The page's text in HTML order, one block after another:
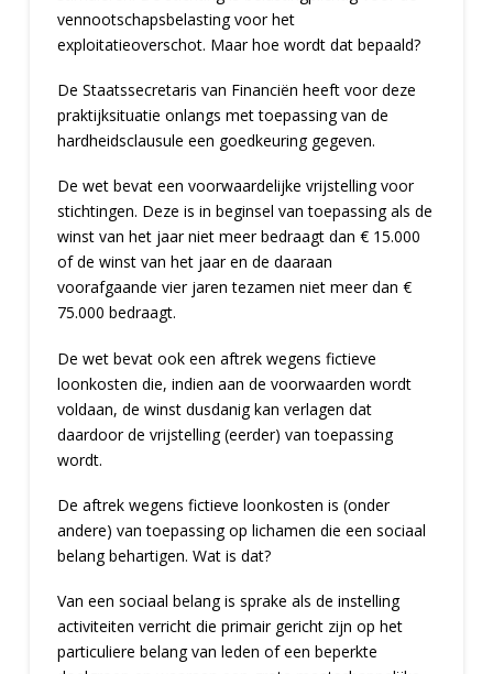
vennootschapsbelasting voor het
exploitatieoverschot. Maar hoe wordt dat bepaald?
De Staatssecretaris van Financiën heeft voor deze
praktijksituatie onlangs met toepassing van de
hardheidsclausule een goedkeuring gegeven.
De wet bevat een voorwaardelijke vrijstelling voor
stichtingen. Deze is in beginsel van toepassing als de
winst van het jaar niet meer bedraagt dan € 15.000
of de winst van het jaar en de daaraan
voorafgaande vier jaren tezamen niet meer dan €
75.000 bedraagt.
De wet bevat ook een aftrek wegens fictieve
loonkosten die, indien aan de voorwaarden wordt
voldaan, de winst dusdanig kan verlagen dat
daardoor de vrijstelling (eerder) van toepassing
wordt.
De aftrek wegens fictieve loonkosten is (onder
andere) van toepassing op lichamen die een sociaal
belang behartigen. Wat is dat?
Van een sociaal belang is sprake als de instelling
activiteiten verricht die primair gericht zijn op het
particuliere belang van leden of een beperkte